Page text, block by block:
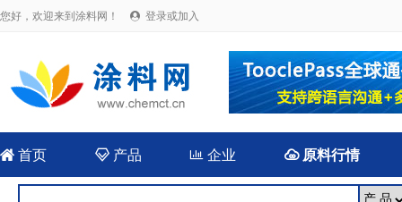
您好，欢迎来到涂料网！  登录或加入
 首页 产品  企业 原料行情